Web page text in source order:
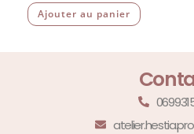
Ajouter au panier